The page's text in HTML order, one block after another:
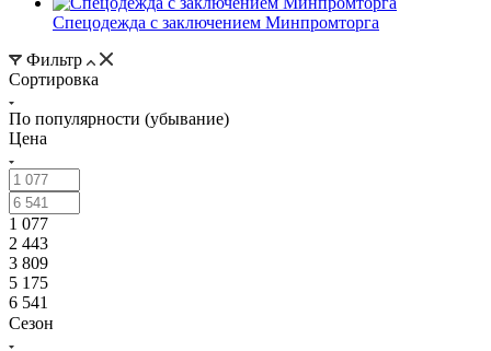
Спецодежда с заключением Минпромторга
Фильтр
Сортировка
По популярности (убывание)
Цена
1 077
2 443
3 809
5 175
6 541
Сезон